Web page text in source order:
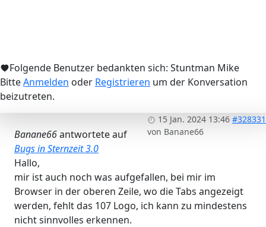
Folgende Benutzer bedankten sich: Stuntman Mike
BitteAnmelden oder Registrieren um der Konversation
beizutreten.
15 Jan. 2024 13:46 #328331
von Banane66
Banane66antwortete auf
Bugs in Sternzeit 3.0
Hallo,
mir ist auch noch was aufgefallen, bei mir im
Browser in der oberen Zeile, wo die Tabs angezeigt
werden, fehlt das 107 Logo, ich kann zu mindestens
nicht sinnvolles erkennen.